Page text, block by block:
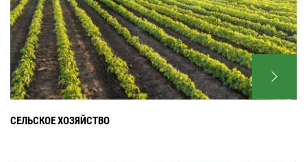
СЕЛЬСКОЕ ХОЗЯЙСТВО